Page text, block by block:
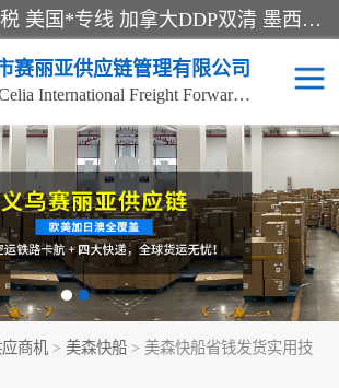
欧洲海运双清包税 美国*专线 加拿大DDP双清 墨西哥跨境空运 澳大利亚专线物流 跨境电商物流服务 国际快递到门服务 海运*渠道 一站式跨境物流解决方案 TikTok/SHEIN专线 电商平台FBA头程运输 国际铁路运输欧洲 UPS/DDHL/联邦快递跨境 美国双清到门物流 跨境*运输
赛丽亚供应链管理有限公司
Yiwu Celia International Freight Forwarding Co., Ltd
商机 > 美森快船 > 美森快船省钱发货实用技
欧洲卡航
-双清到 澳大利亚海运/空运-双清
到门
-双清到